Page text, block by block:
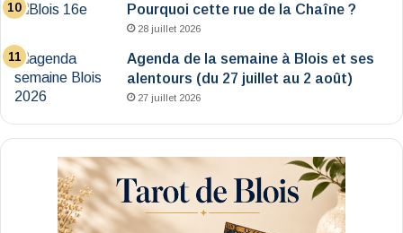
Pourquoi cette rue de la Chaîne ?
28 juillet 2026
Agenda de la semaine à Blois et ses
alentours (du 27 juillet au 2 août)
27 juillet 2026